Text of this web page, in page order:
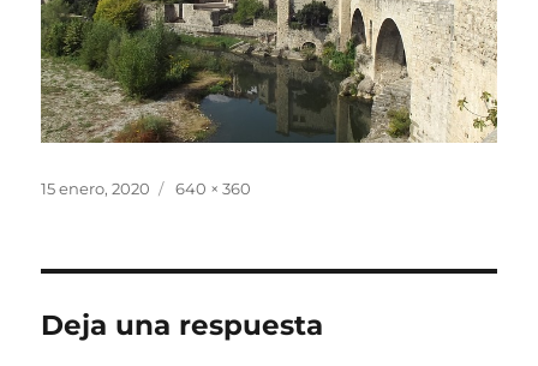
Publicado
15 enero, 2020
Tamaño
640 × 360
Deja una respuesta